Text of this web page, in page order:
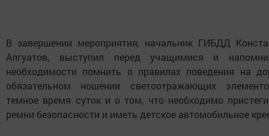
В завершении мероприятия, начальник ГИБДД
Алгуатов, выступил перед учащимися и
необходимости помнить о правилах поведения на
обязательном ношении светоотражающих
темное время суток и о том, что необходимо
ремни безопасности и иметь детское автомобильное